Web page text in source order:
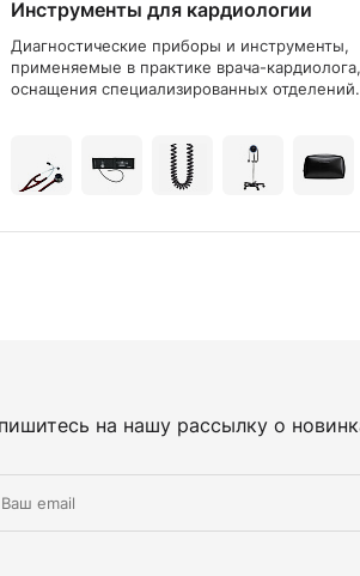
Инструменты для кардиологии
Диагностические приборы и инструменты,
применяемые в практике врача-
оснащения специализированных отделений.
на нашу рассылку о